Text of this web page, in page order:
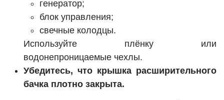
генератор;
блок управления;
свечные колодцы.
Используйте плёнку или
водонепроницаемые чехлы.
Убедитесь, что крышка расширительного
бачка плотно закрыта.